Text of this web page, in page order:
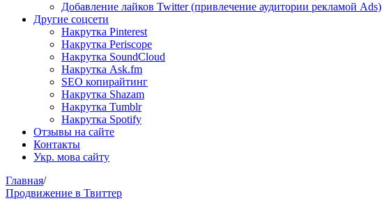
Добавление лайков Twitter (привлечение аудитории рекламой Ads)
Другие соцсети
Накрутка Pinterest
Накрутка Periscope
Накрутка SoundCloud
Накрутка Ask.fm
SEO копирайтинг
Накрутка Shazam
Накрутка Tumblr
Накрутка Spotify
Отзывы на сайте
Контакты
Укр. мова сайту
Главная/
Продвижение в Твиттер